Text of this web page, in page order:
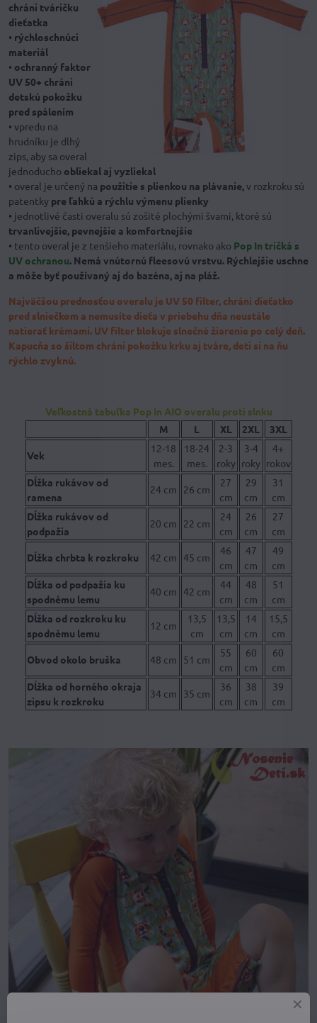
chráni tváričku
dieťatka
• rýchloschnúci
materiál
• ochranný faktor
UV 50+ chráni
detskú pokožku
pred spálením
• vpredu na
hrudníku je dlhý
zips, aby sa overal
jednoducho obliekal aj vyzliekal
• overal je určený na použitie s plienkou na plávanie,v rozkroku sú
patentky pre ľahkú a rýchlu výmenu plienky
• jednotlivé časti overalu sú zošité plochými švami, ktoré sú
trvanlivejšie, pevnejšie a komfortnejšie
• tento overal je z tenšieho materiálu, rovnako ako Pop In tričká s
UV ochranou. Nemá vnútornú fleesovú vrstvu. Rýchlejšie uschne
a môže byť používaný aj do bazéna, aj na pláž.
Najväčšou prednosťou overalu je UV 50 filter, chráni dieťatko
pred slniečkom a nemusíte dieťa v priebehu dňa neustále
natierať krémami. UV filter blokuje slnečné žiarenie po celý deň.
Kapucňa so šiltom chráni pokožku krku aj tváre, deti si na ňu
rýchlo zvyknú.
Veľkostná tabuľka Pop In AIO overalu proti slnku
M
L XL 2XL 3XL
Vek
12-18
mes.
18-24
mes.
2-3
roky
3-4
roky
4+
rokov
Dĺžka rukávov od
ramena
24 cm 26 cm
27
cm
29
cm
31
cm
Dĺžka rukávov od
podpažia
20 cm 22 cm
24
cm
26
cm
27
cm
Dĺžka chrbta k rozkroku 42 cm 45 cm
46
cm
47
cm
49
cm
Dĺžka od podpažia ku
spodnému lemu
40 cm 42 cm
44
cm
48
cm
51
cm
Dĺžka od rozkroku ku
spodnému lemu
12 cm
13,5
cm
13,5
cm
14
cm
15,5
cm
Obvod okolo bruška 48 cm 51 cm
55
cm
60
cm
60
cm
Dĺžka od horného okraja
zipsu k rozkroku
34 cm 35 cm
36
cm
38
cm
39
cm